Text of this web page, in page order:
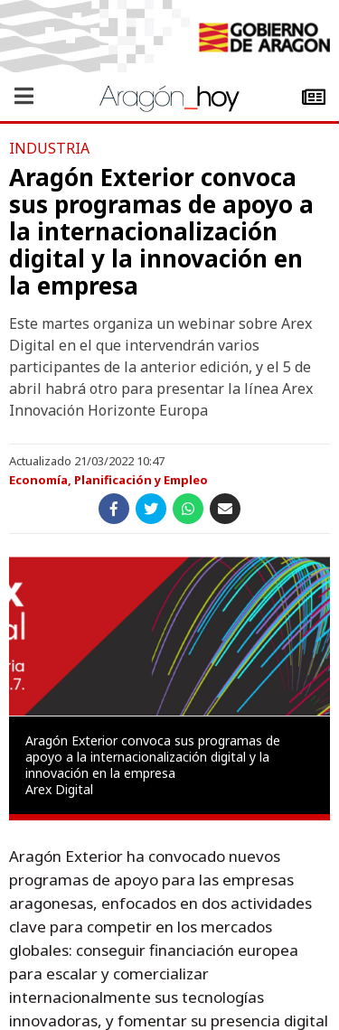
INDUSTRIA
Aragón Exterior convoca
sus programas de apoyo a
la internacionalización
digital y la innovación en
la empresa
Este martes organiza un webinar sobre Arex
Digital en el que intervendrán varios
participantes de la anterior edición, y el 5 de
abril habrá otro para presentar la línea Arex
Innovación Horizonte Europa
Actualizado 21/03/2022 10:47
Economía, Planificación y Empleo
Aragón Exterior convoca sus programas de
apoyo a la internacionalización digital y la
innovación en la empresa
Arex Digital
Aragón Exterior ha convocado nuevos
programas de apoyo para las empresas
aragonesas, enfocados en dos actividades
clave para competir en los mercados
globales: conseguir financiación europea
para escalar y comercializar
internacionalmente sus tecnologías
innovadoras, y fomentar su presencia digital